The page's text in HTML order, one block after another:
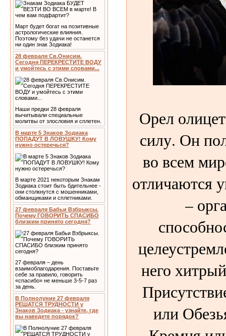
Март будет богат на позитивные
астрологические влияния.
Поэтому без удачи не останется
ни один знак Зодиака!
28 февраля Св.Онисим.
Сегодня ПЕРЕКРЕСТИТЕ ВОДУ
и умойтесь с этими словами...
Наши предки 28 февраля
вычитывали специальные
молитвы от злословия и сплетен.
В марте 5 Знаков Зодиака
ПОПАДУТ В ЛОВУШКУ! Кому
нужно остеречься?
В марте 2021 некоторым Знакам
Зодиака стоит быть бдительнее -
они столкнутся с мошенниками,
обманщиками и сплетниками.
27 февраля Бабьи Взбрыксы.
Почему ГОВОРИТЬ СПАСИБО
близким принято сегодня?
27 февраля – день
взаимоблагодарения. Поставьте
себе за правило, говорить
«спасибо» не меньше 3-5-7 раз
за день.
В Полнолуние 27 февраля
РЕШАТСЯ ТРУДНОСТИ у
Знаков Зодиака - узнайте, где
вы наведете порядок?
Орел
силу. Он
во всем
отличаются
–
него
или